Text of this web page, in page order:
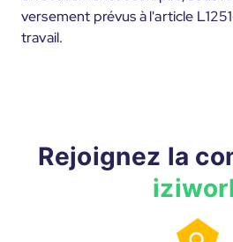
versement prévus à l'article
travail.
Rejoignez la